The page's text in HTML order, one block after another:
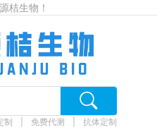
桔生物！
制 免费代测 抗体定制